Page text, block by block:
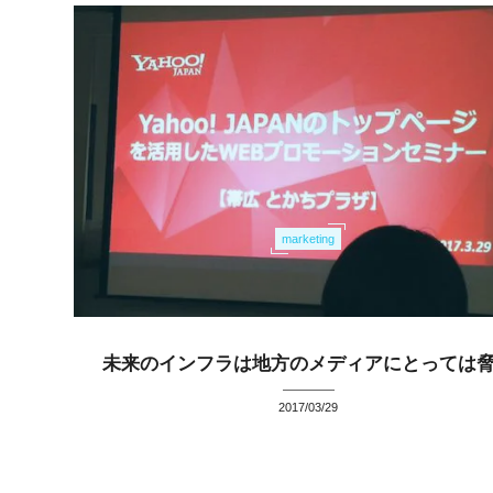
marketing
未来のインフラは地方のメディアにとっては
2017/03/29